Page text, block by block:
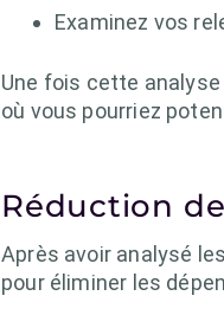
Examinez vos
Une fois cette
où vous pourriez
Réduction
Après avoir analysé
pour éliminer les